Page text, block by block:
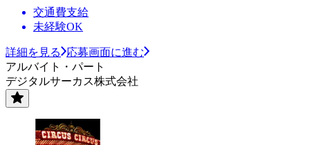
交通費支給
未経験OK
詳細を見る
応募画面に進む
アルバイト・パート
デジタルサーカス株式会社